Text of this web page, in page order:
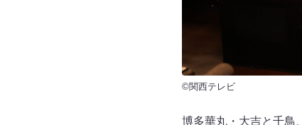
©関西テレビ
博多華丸・大吉と千鳥